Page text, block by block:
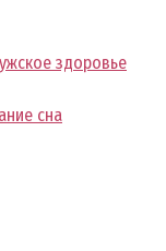
здоровье
сна